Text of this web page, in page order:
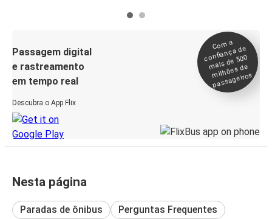
Passagem digital
e rastreamento
em tempo real
Descubra o App Flix
Co
m a
confiança de
mais de 500
milhões de
passageiros
Nesta página
Paradas de ônibus
Perguntas Frequentes